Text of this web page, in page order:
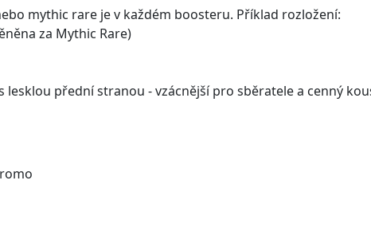
mythic rare je v každém boosteru. Příklad rozložení:
za Mythic Rare)
přední stranou - vzácnější pro sběratele a cenný